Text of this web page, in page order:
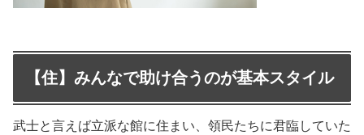
【住】みんなで助け合うのが基本スタイル
武士と言えば立派な館に住まい、領民たちに君臨していた